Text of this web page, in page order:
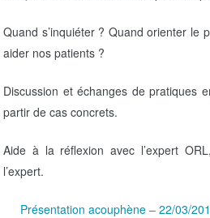
Quand s’inquiéter ? Quand orienter le
aider nos patients ?
Discussion et échanges de pratiques
partir de cas concrets.
Aide à la réflexion avec l’expert
l’expert.
Présentation acouphène – 22/03/